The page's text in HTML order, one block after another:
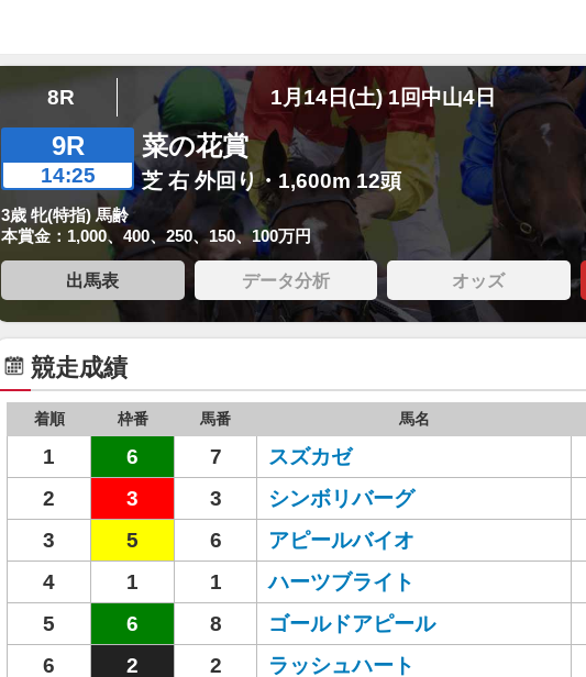
8R 1月14日(土) 1回中山4日
9R
14:25
菜の花賞
芝 右 外回り・1,600m 12頭
3歳 牝(特指) 馬齢
本賞金：1,000、400、250、150、100万円
出馬表 データ分析 オッズ
競走成績
着順 枠番 馬番 馬名
1 6 7 スズカゼ
2
3 3 シンボリバーグ
3
5 6 アピールバイオ
4
1 1 ハーツブライト
5
6 8 ゴールドアピール
6
2 2 ラッシュハート